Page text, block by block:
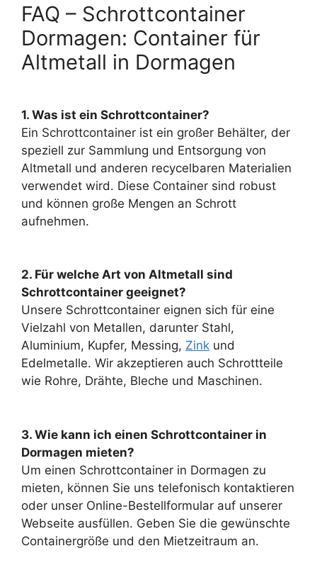
FAQ – Schrottcontainer
Dormagen: Container für
Altmetall in Dormagen
1. Was ist ein Schrottcontainer?
Ein Schrottcontainer ist ein großer Behälter, der
speziell zur Sammlung und Entsorgung von
Altmetall und anderen recycelbaren Materialien
verwendet wird. Diese Container sind robust
und können große Mengen an Schrott
aufnehmen.
2. Für welche Art von Altmetall sind
Schrottcontainer geeignet?
Unsere Schrottcontainer eignen sich für eine
Vielzahl von Metallen, darunter Stahl,
Aluminium, Kupfer, Messing, Zink und
Edelmetalle. Wir akzeptieren auch Schrottteile
wie Rohre, Drähte, Bleche und Maschinen.
3. Wie kann ich einen Schrottcontainer in
Dormagen mieten?
Um einen Schrottcontainer in Dormagen zu
mieten, können Sie uns telefonisch kontaktieren
oder unser Online-Bestellformular auf unserer
Webseite ausfüllen. Geben Sie die gewünschte
Containergröße und den Mietzeitraum an.